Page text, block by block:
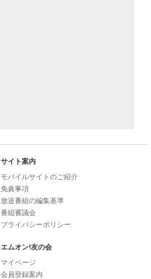
サイト案内
モバイルサイトのご紹介
免責事項
放送番組の編集基準
番組審議会
プライバシーポリシー
エムオン!友の会
マイページ
会員登録案内